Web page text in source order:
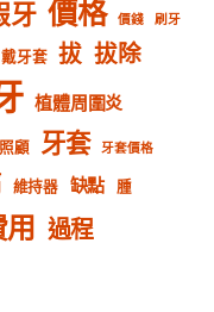
牙 價格 價錢 刷牙
戴牙套 拔 拔除
植體周圍炎
照顧 牙套 牙套價格
維持器 缺點 腫
用 過程